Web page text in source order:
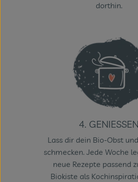
dorthin.
4. GENIESSEN
Lass dir dein Bio-Obst
schmecken. Jede Woche
neue Rezepte passend
Biokiste als